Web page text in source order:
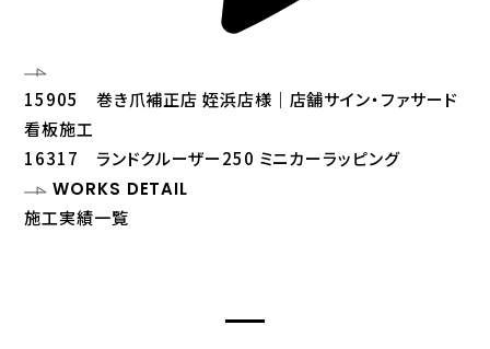
15905 巻き爪補正店 姪浜店様｜店舗サイン・ファサード
看板施工
16317 ランドクルーザー250 ミニカーラッピング
WORKS DETAIL
施工実績一覧